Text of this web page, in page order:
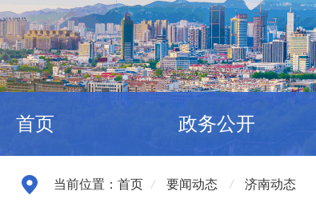
首页 政务公开
当前位置： 首页 / 要闻动态 / 济南动态